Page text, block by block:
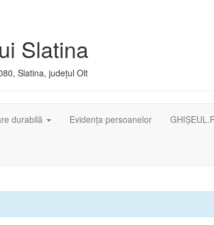
Slatina
Slatina, județul Olt
durabilă Evidența persoanelor